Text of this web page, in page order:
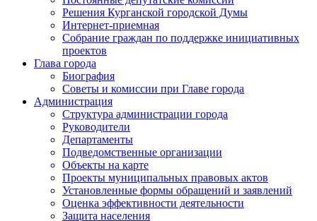
Решения Курганской городской Думы
Интернет-приемная
Собрание граждан по поддержке инициативных
проектов
Глава города
Биография
Советы и комиссии при Главе города
Администрация
Структура администрации города
Руководители
Департаменты
Подведомственные организации
Объекты на карте
Проекты муниципальных правовых актов
Установленные формы обращений и заявлений
Оценка эффективности деятельности
Защита населения